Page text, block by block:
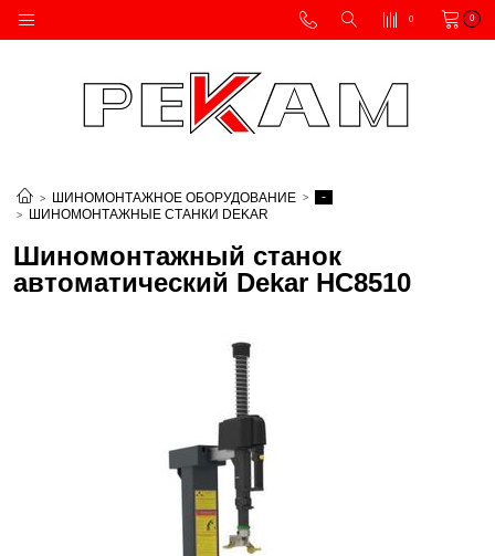
0 0
ШИНОМОНТАЖНОЕ ОБОРУДОВАНИЕ
-
ШИНОМОНТАЖНЫЕ СТАНКИ DEKAR
Шиномонтажный станок
автоматический Dekar HC8510